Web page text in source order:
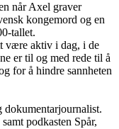
når Axel graver
kongemord og en
tallet.
være aktiv i dag, i de
er til og med rede til å
for å hindre sannheten
dokumentarjournalist.
podkasten Spår,